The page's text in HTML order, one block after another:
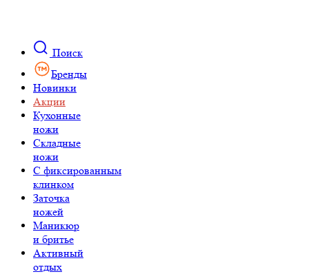
Поиск
Бренды
Новинки
Акции
Кухонные
ножи
Складные
ножи
C фиксированным
клинком
Заточка
ножей
Маникюр
и бритье
Активный
отдых